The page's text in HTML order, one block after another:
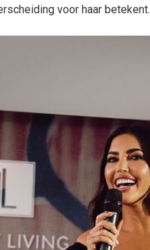
voor haar betekent.